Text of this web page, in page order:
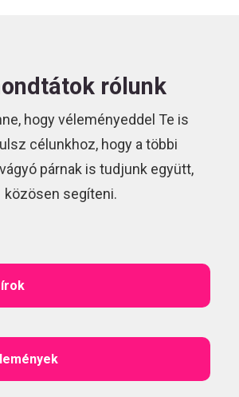
rólunk
hogy véleményeddel Te is
célunkhoz, hogy a többi
párnak is tudjunk együtt,
közösen segíteni.